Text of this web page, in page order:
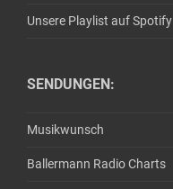
Unsere Playlist auf Spotify
SENDUNGEN:
Musikwunsch
Ballermann Radio Charts